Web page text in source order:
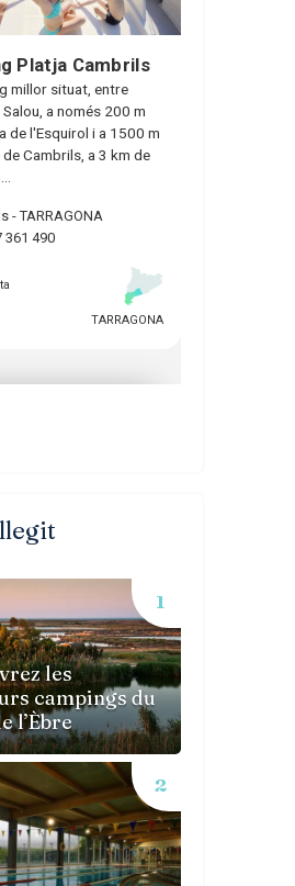
les
campings du
l’Èbre